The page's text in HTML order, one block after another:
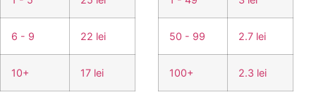
6 - 9 22 lei
10+ 17 lei
50 - 99 2.7 lei
100+ 2.3 lei